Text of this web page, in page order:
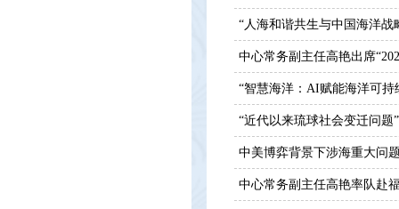
“人海和谐共生与中国海洋
中心常务副主任高艳出席
“智慧海洋：AI赋能海洋可持
“近代以来琉球社会变迁问题
中美博弈背景下涉海重大问
中心常务副主任高艳率队赴